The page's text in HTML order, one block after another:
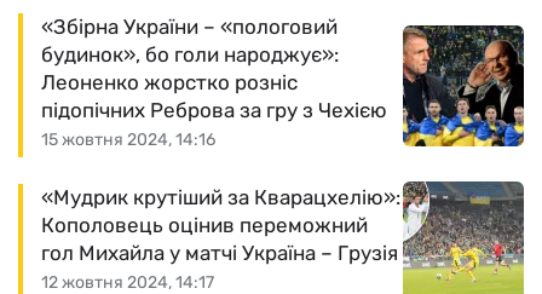
15 жовтня 2024, 14:16
«Збірна України – «пологовий
будинок», бо голи народжує»:
Леоненко жорстко розніс
підопічних Реброва за гру з Чехією
12 жовтня 2024, 14:17
«Мудрик крутіший за Кварацхелію»:
Кополовець оцінив переможний
гол Михайла у матчі Україна – Грузія